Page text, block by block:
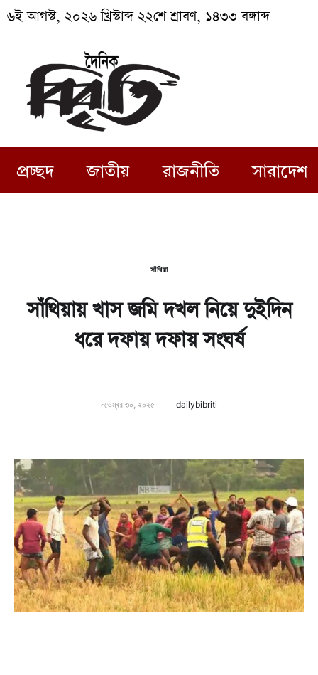
৬ই আগস্ট, ২০২৬ খ্রিস্টাব্দ ২২শে শ্রাবণ, ১৪৩৩ বঙ্গাব্দ
প্রচ্ছদ জাতীয় রাজনীতি সারাদেশ
সাঁথিয়া
সাঁথিয়ায় খাস জমি দখল নিয়ে দুইদিন
ধরে দফায় দফায় সংঘর্ষ
নভেম্বর ৩০, ২০২৫ dailybibriti